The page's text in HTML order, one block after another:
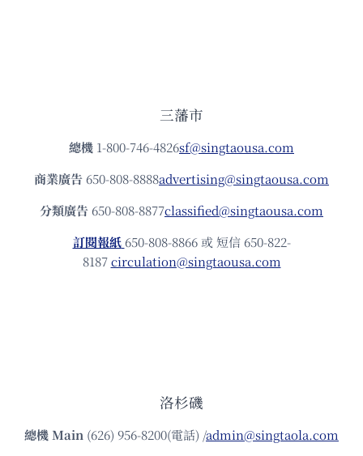
三藩市
總機 1-800-746-4826sf@singtaousa.com
商業廣告 650-808-8888advertising@singtaousa.com
分類廣告 650-808-8877classified@singtaousa.com
訂閱報紙 650-808-8866 或 短信 650-822-
8187circulation@singtaousa.com
洛杉磯
總機Main (626) 956-8200(電話) /admin@singtaola.com